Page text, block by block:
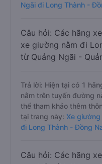
Ngãi đi Long Thành -
Câu hỏi: Các hãng
xe giường nằm đi
từ Quảng Ngãi -
Trả lời: Hiện tại có 1
nằm trên tuyến đường
thể tham khảo thêm
tại trang này: Xe
đi Long Thành - Đồng
Câu hỏi: Các hãng